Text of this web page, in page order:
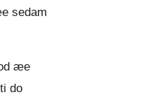
sedam
æe
do